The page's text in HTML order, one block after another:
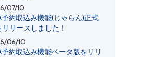
07/10
予約取込み機能(じゃらん)正式
リリースしました！
06/10
予約取込み機能ベータ版をリリ